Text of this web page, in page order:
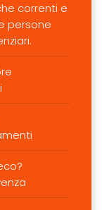
correnti e
persone